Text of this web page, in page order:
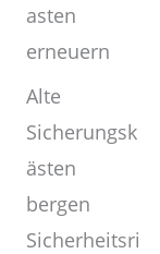
asten
erneuern
Alte
Sicherungsk
ästen
bergen
Sicherheitsri